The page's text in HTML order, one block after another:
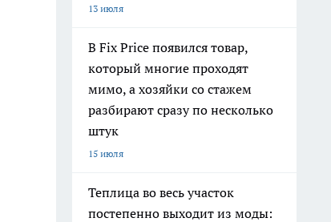
13 июля
В Fix Price появился товар,
который многие проходят
мимо, а хозяйки со стажем
разбирают сразу по несколько
штук
15 июля
Теплица во весь участок
постепенно выходит из моды: